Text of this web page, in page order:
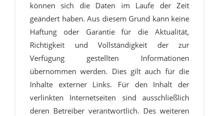
können sich die Daten im Laufe der Zeit
geändert haben. Aus diesem Grund kann keine
Haftung oder Garantie für die Aktualität,
Richtigkeit und Vollständigkeit der zur
Verfügung gestellten Informationen
übernommen werden. Dies gilt auch für die
Inhalte externer Links. Für den Inhalt der
verlinkten Internetseiten sind ausschließlich
deren Betreiber verantwortlich. Des weiteren